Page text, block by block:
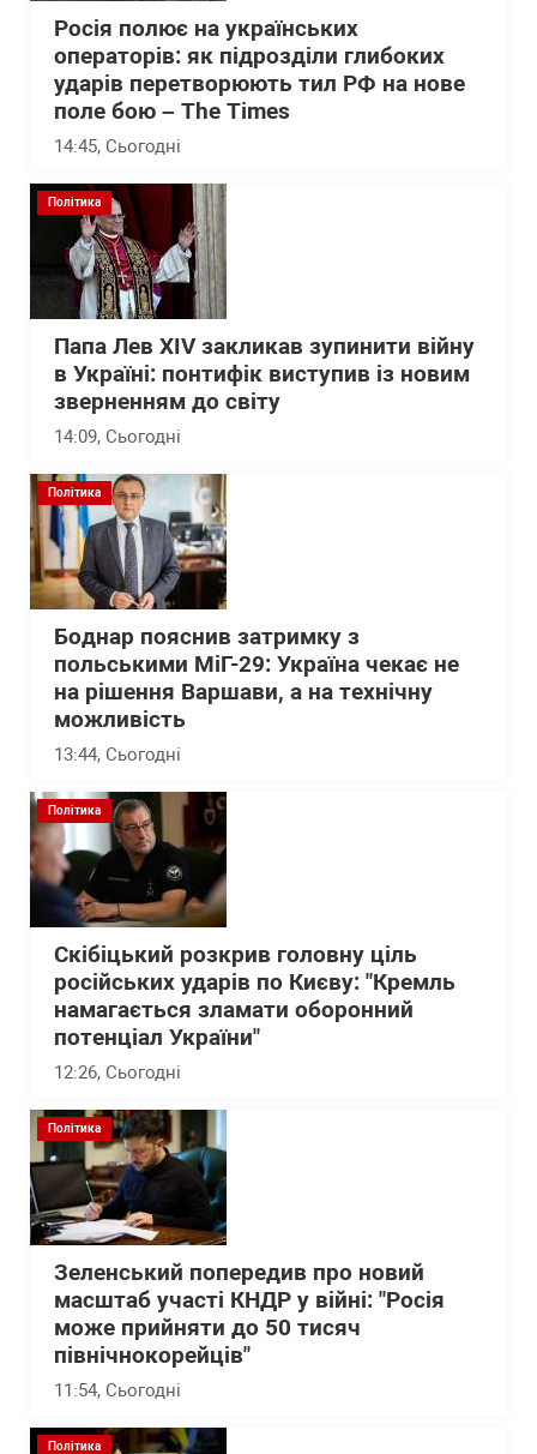
Росія полює на українських
операторів: як підрозділи глибоких
ударів перетворюють тил РФ на нове
поле бою – The Times
14:45, Сьогодні
Політика
Папа Лев XIV закликав зупинити війну
в Україні: понтифік виступив із новим
зверненням до світу
14:09, Сьогодні
Політика
Боднар пояснив затримку з
польськими МіГ-29: Україна чекає не
на рішення Варшави, а на технічну
можливість
13:44, Сьогодні
Політика
Скібіцький розкрив головну ціль
російських ударів по Києву: "Кремль
намагається зламати оборонний
потенціал України"
12:26, Сьогодні
Політика
Зеленський попередив про новий
масштаб участі КНДР у війні: "Росія
може прийняти до 50 тисяч
північнокорейців"
11:54, Сьогодні
Політика